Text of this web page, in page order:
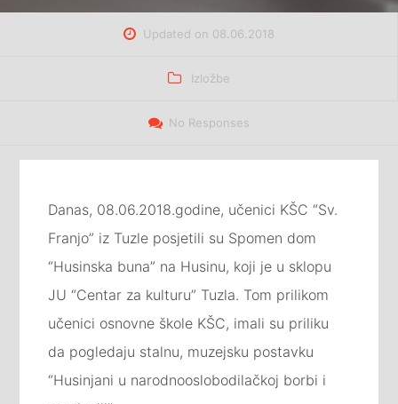
Updated on 08.06.2018
Categories
Izložbe
No Responses
Danas, 08.06.2018.godine, učenici KŠC “Sv.
Franjo” iz Tuzle posjetili su Spomen dom
“Husinska buna” na Husinu, koji je u sklopu
JU “Centar za kulturu” Tuzla. Tom prilikom
učenici osnovne škole KŠC, imali su priliku
da pogledaju stalnu, muzejsku postavku
“Husinjani u narodnooslobodilačkoj borbi i